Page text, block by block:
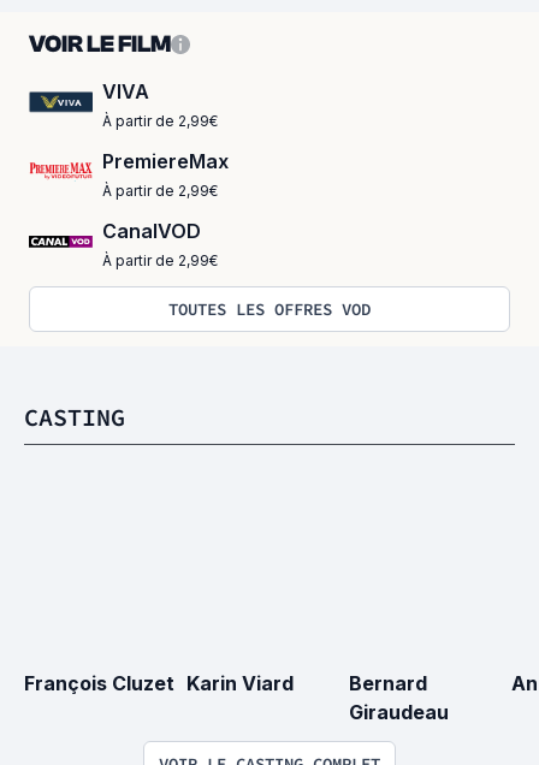
VOIR LE FILM
VIVA
À partir de 2,99€
PremiereMax
À partir de 2,99€
CanalVOD
À partir de 2,99€
TOUTES LES OFFRES VOD
CASTING
François Cluzet Karin Viard
Bernard
Giraudeau